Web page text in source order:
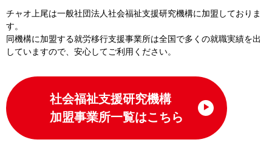
チャオ上尾は一般社団法⼈社会福祉⽀援研究機構に加盟しておりま
す。
同機構に加盟する就労移⾏⽀援事業所は全国で多くの就職実績を出
していますので、安⼼してご利⽤ください。
社会福祉支援研究機構
加盟事業所一覧はこちら